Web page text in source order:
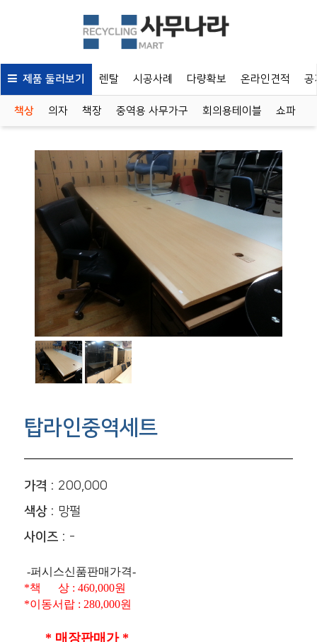
제품 둘러보기 렌탈 시공사례 다량확보 온라인견적 공
책상 의자 책장 중역용 사무가구 회의용테이블 쇼파
탑라인중역세트
가격 : 200,000
색상 : 망펄
사이즈 : -
-퍼시스신품판매가격-
*책 상 : 460,000원
*이동서랍 : 280,000원
* 매장판매가 *